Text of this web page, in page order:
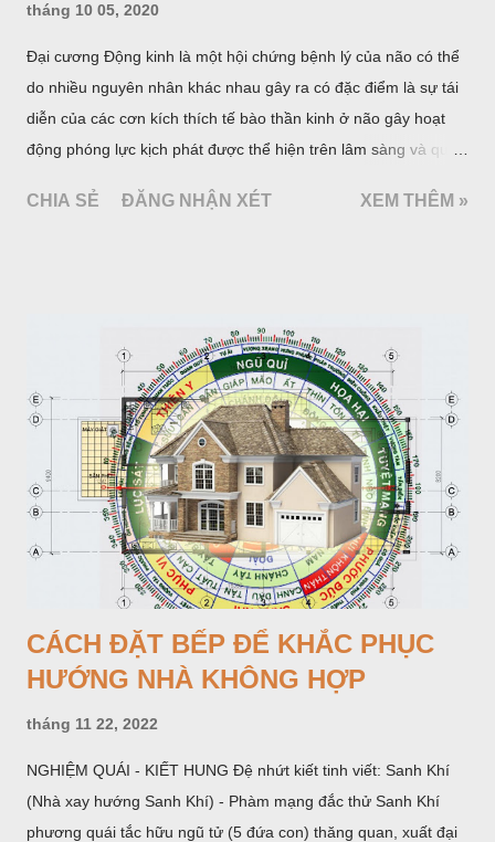
tháng 10 05, 2020
Đại cương Động kinh là một hội chứng bệnh lý của não có thể
do nhiều nguyên nhân khác nhau gây ra có đặc điểm là sự tái
diễn của các cơn kích thích tế bào thần kinh ở não gây hoạt
động phóng lực kịch phát được thể hiện trên lâm sàng và qua
thế giới mắc động kinh. Hàng năm ước có 20 - 25 trường hợp
(ILAE) cho biết hiện ước tính có 50 triệu người bệnh động kinh
trên thế giới trong đó 80% thuộc các nước đang phát triển. Ở
các nước phát triển tỷ lệ mới phát hiện hàng năm là 24 - 53 đối
với 100 000 người, còn ở các nước đang phát triển là 49,3 -
190 đối với 100 000 người.
CHIA SẺ ĐĂNG NHẬN XÉT XEM THÊM »
CÁCH ĐẶT BẾP ĐỂ KHẮC PHỤC
HƯỚNG NHÀ KHÔNG HỢP
tháng 11 22, 2022
NGHIỆM QUÁI - KIẾT HUNG Đệ nhứt kiết tinh viết: Sanh Khí
(Nhà xay hướng Sanh Khí) - Phàm mạng đắc thử Sanh Khí
phương quái tắc hữu ngũ tử (5 đứa con) thăng quan, xuất đại